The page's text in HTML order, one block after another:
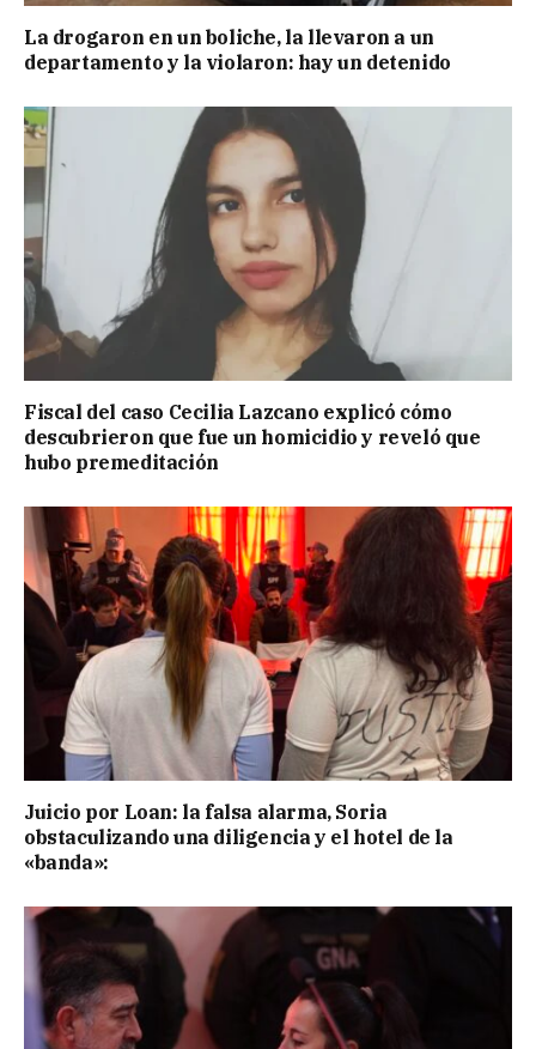
La drogaron en un boliche, la llevaron a un
departamento y la violaron: hay un detenido
Fiscal del caso Cecilia Lazcano explicó cómo
descubrieron que fue un homicidio y reveló que
hubo premeditación
Juicio por Loan: la falsa alarma, Soria
obstaculizando una diligencia y el hotel de la
«banda»: